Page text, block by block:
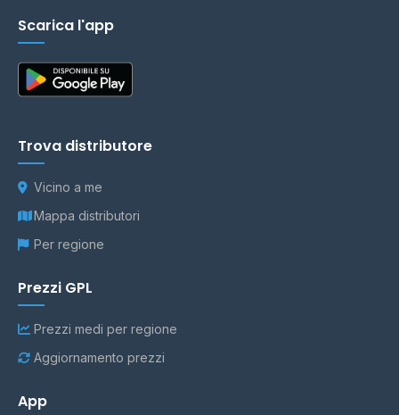
Scarica l'app
Trova distributore
Vicino a me
Mappa distributori
Per regione
Prezzi GPL
Prezzi medi per regione
Aggiornamento prezzi
App